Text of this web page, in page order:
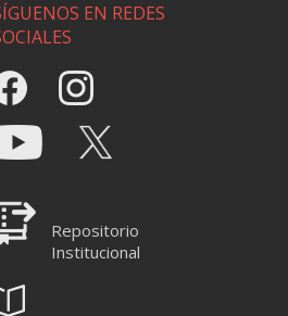
EN REDES
Repositorio
Institucional